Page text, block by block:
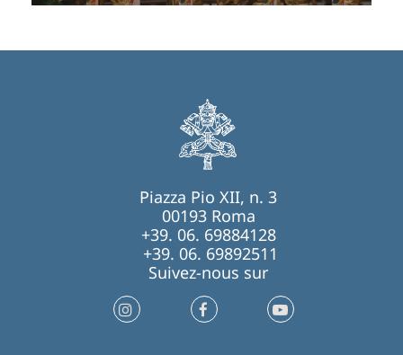
Piazza Pio XII, n. 3
00193 Roma
+39. 06. 69884128
+39. 06. 69892511
Suivez-nous sur